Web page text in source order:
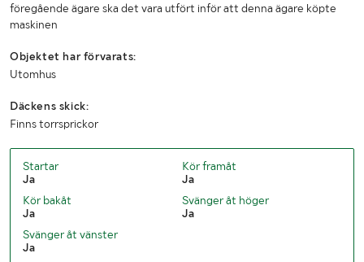
föregående ägare ska det vara utfört inför att denna ägare köpte
maskinen
Objektet har förvarats:
Utomhus
Däckens skick:
Finns torrsprickor
Startar
Ja
Kör framåt
Ja
Kör bakåt
Ja
Svänger åt höger
Ja
Svänger åt vänster
Ja